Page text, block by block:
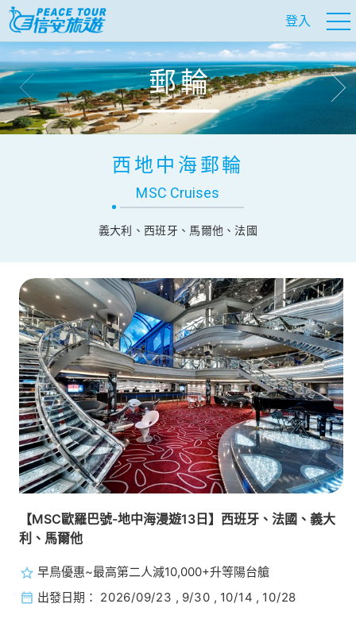
登入
郵輪
往前 往
西地中海郵輪
MSC Cruises
義大利、西班牙、馬爾他、法國
【MSC歐羅巴號-地中海漫遊13日】西班牙、法國、義大
利、馬爾他
早鳥優惠~最高第二人減10,000+升等陽台艙
出發日期： 2026/09/23 , 9/30 , 10/14 , 10/28